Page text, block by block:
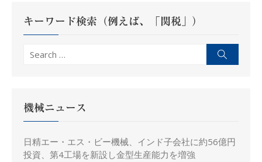
シ
ョ
キーワード検索（例えば、「関税」）
Search
機械ニュース
日精エー・エス・ビー機械、インド子会社に約56億円
投資、第4工場を新設し金型生産能力を増強